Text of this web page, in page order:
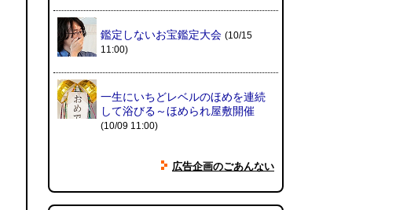
(林雄司) (08.02 11:00)
(08.02 10:00)
(08.01 18:00)
鑑定しないお宝鑑定大会 (10/15
11:00)
一生にいちどレベルのほめを連続
して浴びる～ほめられ屋敷開催
(10/09 11:00)
広告企画のごあんない